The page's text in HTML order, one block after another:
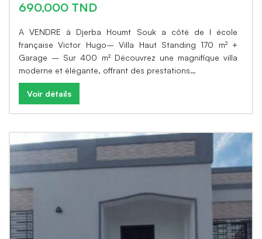
690,000 TND
A VENDRE à Djerba Houmt Souk a côté de l école
française Victor Hugo– Villa Haut Standing 170 m² +
Garage – Sur 400 m² Découvrez une magnifique villa
moderne et élégante, offrant des prestations…
Voir détails